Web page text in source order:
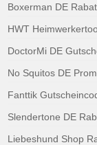
Boxerman DE
HWT
DoctorMi DE
No Squitos DE
Fanttik
Slendertone DE
Liebeshund Shop